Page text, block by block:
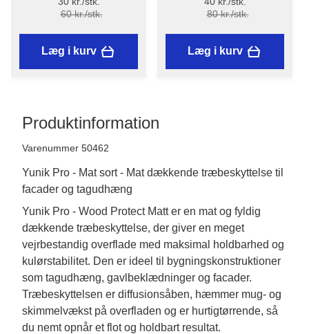
Genanvendt plast - Stiwex
60 kr./stk.
Læg i kurv
Genanvendt plast - Stiwex
80 kr./stk.
Læg i kurv
Produktinformation
Varenummer 50462
Yunik Pro - Mat sort - Mat dækkende træbeskyttelse til
facader og tagudhæng
Yunik Pro - Wood Protect Matt er en mat og fyldig
dækkende træbeskyttelse, der giver en meget
vejrbestandig overflade med maksimal holdbarhed og
kulørstabilitet. Den er ideel til bygningskonstruktioner
som tagudhæng, gavlbeklædninger og facader.
Træbeskyttelsen er diffusionsåben, hæmmer mug- og
skimmelvækst på overfladen og er hurtigtørrende, så
du nemt opnår et flot og holdbart resultat.